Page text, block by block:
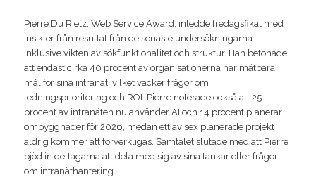
Pierre Du Rietz, Web Service Award, inledde fredagsfikat med
insikter från resultat från de senaste undersökningarna
inklusive vikten av sökfunktionalitet och struktur. Han betonade
att endast cirka 40 procent av organisationerna har mätbara
mål för sina intranät, vilket väcker frågor om
ledningsprioritering och ROI. Pierre noterade också att 25
procent av intranäten nu använder AI och 14 procent planerar
ombyggnader för 2026, medan ett av sex planerade projekt
aldrig kommer att förverkligas. Samtalet slutade med att Pierre
bjöd in deltagarna att dela med sig av sina tankar eller frågor
om intranäthantering.